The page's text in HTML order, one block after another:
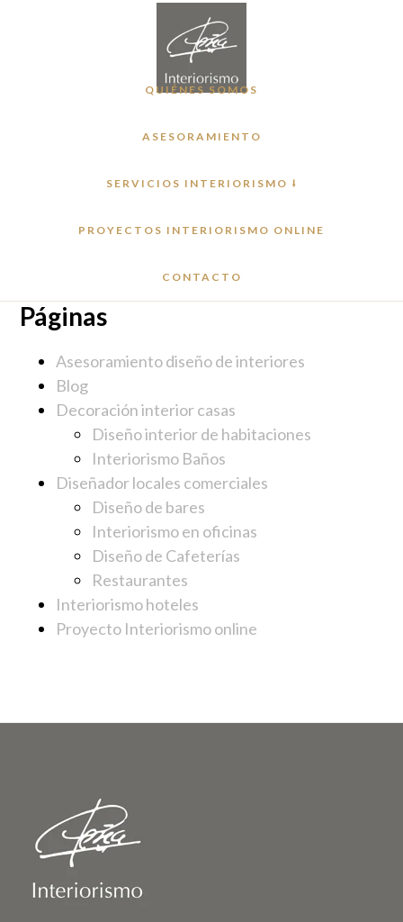
QUIÉNES SOMOS
ASESORAMIENTO
SERVICIOS INTERIORISMO ⭣
PROYECTOS INTERIORISMO ONLINE
CONTACTO
Páginas
Asesoramiento diseño de interiores
Blog
Decoración interior casas
Diseño interior de habitaciones
Interiorismo Baños
Diseñador locales comerciales
Diseño de bares
Interiorismo en oficinas
Diseño de Cafeterías
Restaurantes
Interiorismo hoteles
Proyecto Interiorismo online